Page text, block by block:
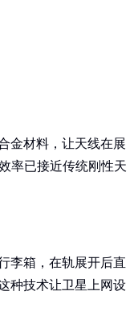
金材料，让天线在展
率已接近传统刚性天
李箱，在轨展开后直
种技术让卫星上网设